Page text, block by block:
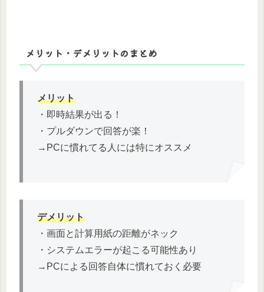
メリット・デメリットのまとめ
メリット
・即時結果が出る！
・プルダウンで回答が楽！
→PCに慣れてる人には特にオススメ
デメリット
・画面と計算用紙の距離がネック
・システムエラーが起こる可能性あり
→PCによる回答自体に慣れておく必要